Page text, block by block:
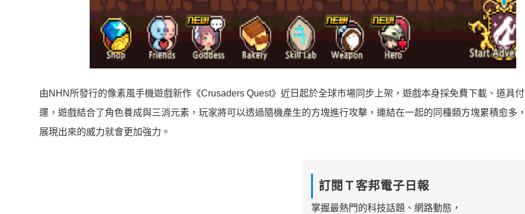
由NHN所發行的像素風手機遊戲新作《Crusaders Quest》近日起於全球市場同步上架，遊戲本身採免費下載、道具
運，遊戲結合了角色養成與三消元素，玩家將可以透過隨機產生的方塊進行攻擊，連結在一起的同種類方塊累積愈多
展現出來的威力就會更加強力。
訂閱Ｔ客邦電子日報
掌握最熱門的科技話題、網路動態，